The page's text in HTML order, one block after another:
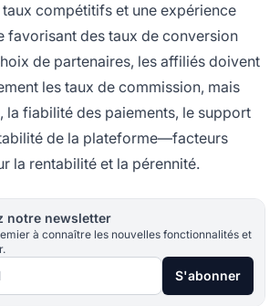
compétitifs et une expérience
favorisant des taux de conversion
de partenaires, les affiliés doivent
les taux de commission, mais
la fiabilité des paiements, le support
de la plateforme—facteurs
la rentabilité et la pérennité.
notre newsletter
à connaître les nouvelles fonctionnalités et
S'abonner